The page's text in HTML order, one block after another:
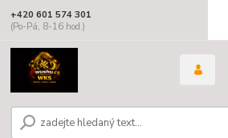
+420 601 574 301
(Po-Pá, 8-16 hod.)